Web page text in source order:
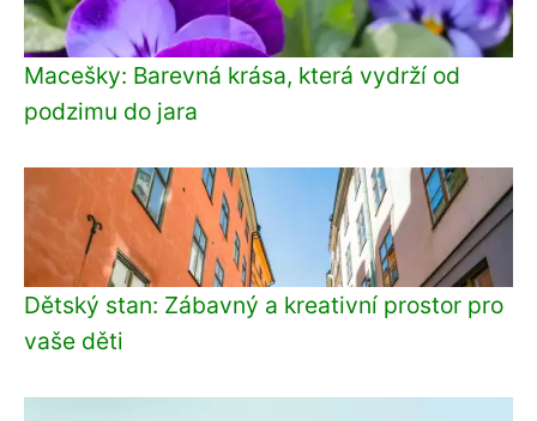
Macešky: Barevná krása, která vydrží od
podzimu do jara
Dětský stan: Zábavný a kreativní prostor pro
vaše děti